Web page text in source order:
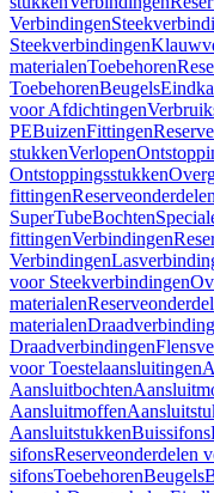
Verbindingen
Steekverbindingen
materialenToebehoren
ToebehorenBeugels
voor Afdichtingen
PEBuizenFittingen
stukkenVerlopen
Ontstoppingsstukken
fittingen
SuperTubeBochten
fittingenVerbindingen
Verbindingen
voor Steekverbindingen
materialen
materialen
Draadverbindingen
voor Toestelaansluitingen
Aansluitbochten
Aansluitmoffen
AansluitstukkenBuissifons
sifonsReserveonderdelen
sifonsToebehorenBeugels